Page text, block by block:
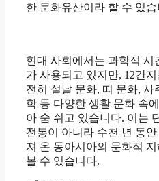
한 문화유산이라 할 수 있습
현대 사회에서는 과학적 시
가 사용되고 있지만, 12간지
전히 설날 문화, 띠 문화, 사
학 등 다양한 생활 문화 속
아 숨 쉬고 있습니다. 이는
전통이 아니라 수천 년 동안
져 온 동아시아의 문화적 지
볼 수 있습니다.